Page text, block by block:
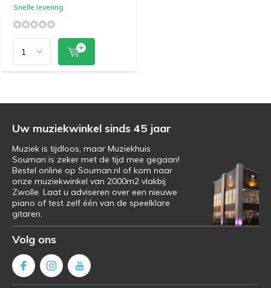
Snelle levering
Uw muziekwinkel sinds 45 jaar
Muziek is tijdloos, maar Muziekhuis
Souman is zeker met de tijd mee gegaan!
Bestel online op Souman.nl of kom naar
onze muziekwinkel van 2000m2 vlakbij
Zwolle. Laat u adviseren over een nieuwe
piano of test zelf één van de speelklare
gitaren.
Volg ons